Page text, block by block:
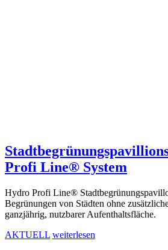
Profi Line® System
Hydro Profi Line®
Begrünungen von Städten ohne
ganzjährig, nutzbarer Aufenthaltsfläche.
AKTUELL weiterlesen